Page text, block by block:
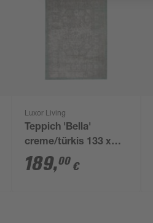
Luxor Living
Teppich 'Bella'
creme/türkis 133 x
190 cm
189,00 €